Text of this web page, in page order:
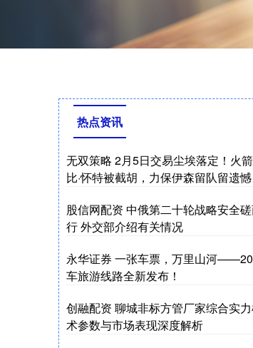
热点资讯
无双策略 2月5日交易尘埃落定！火
比·怀特被截胡，力保伊森留队留遗憾
股信网配资 中俄第二十轮战略安全
行 外交部介绍有关情况
永华证券 一张车票，万里山河
车旅游线路全新发布！
创融配资 聊城非标方管厂家综合实
术参数与市场表现深度解析